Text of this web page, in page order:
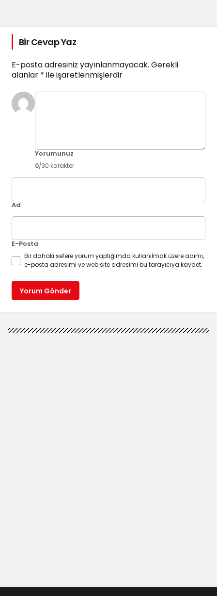
Bir Cevap Yaz
E-posta adresiniz yayınlanmayacak. Gerekli
alanlar * ile işaretlenmişlerdir
Yorumunuz
0/30 karakter
Ad
E-Posta
Bir dahaki sefere yorum yaptığımda kullanılmak üzere adımı,
e-posta adresimi ve web site adresimi bu tarayıcıya kaydet.
Yorum Gönder